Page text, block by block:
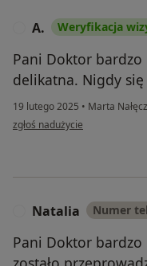
A. Weryfikacja
Pani Doktor
delikatna. Nigdy
19 lutego 2025 • Marta
w opinii użytkownika A.
zgłoś nadużycie
Natalia Numer
Pani Doktor bardzo